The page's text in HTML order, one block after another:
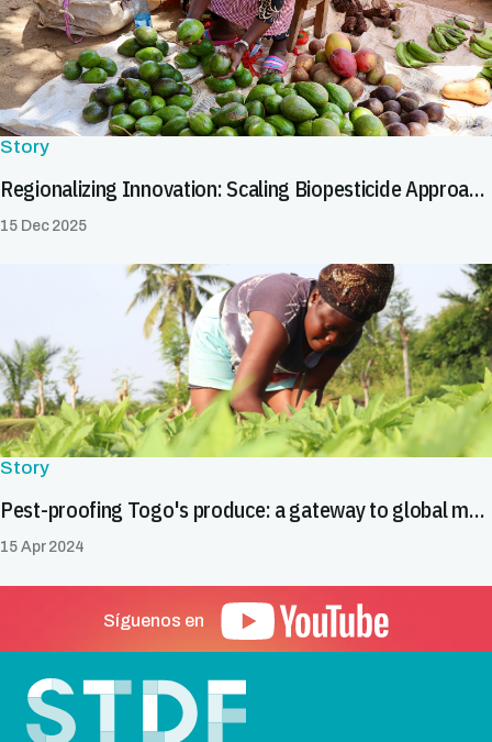
Story
Regionalizing Innovation: Scaling Biopesticide Approaches to Facilitate Safe Trade
15 Dec 2025
Story
Pest-proofing Togo's produce: a gateway to global markets
15 Apr 2024
Síguenos en